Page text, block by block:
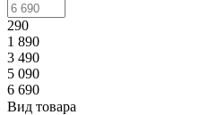
290
1 890
3 490
5 090
6 690
Вид товара